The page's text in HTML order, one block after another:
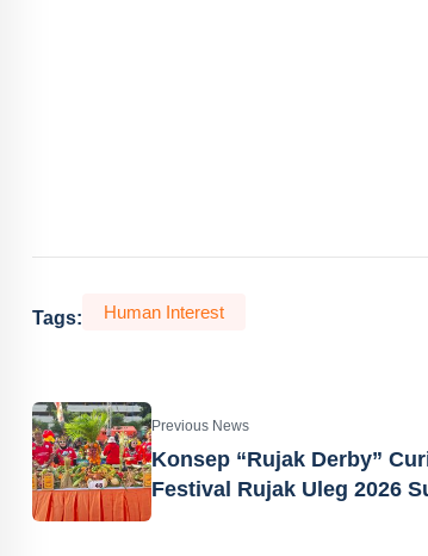
Tags: Human Interest
Previous News
Konsep “Rujak Derby”
Festival Rujak Uleg 2026